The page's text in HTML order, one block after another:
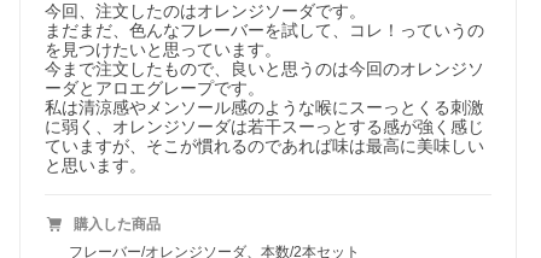
今回、注文したのはオレンジソーダです。
まだまだ、色んなフレーバーを試して、コレ！っていうの
を見つけたいと思っています。
今まで注文したもので、良いと思うのは今回のオレンジソ
ーダとアロエグレープです。
私は清涼感やメンソール感のような喉にスーっとくる刺激
に弱く、オレンジソーダは若干スーっとする感が強く感じ
ていますが、そこが慣れるのであれば味は最高に美味しい
と思います。
購入した商品
フレーバー/オレンジソーダ、本数/2本セット